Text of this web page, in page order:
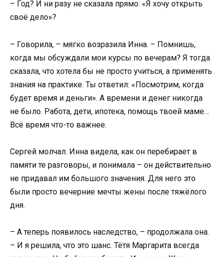
– Год? И ни разу не сказала прямо: «Я хочу открыть
своё дело»?
– Говорила, – мягко возразила Инна. – Помнишь,
когда мы обсуждали мои курсы по вечерам? Я тогда
сказала, что хотела бы не просто учиться, а применять
знания на практике. Ты ответил: «Посмотрим, когда
будет время и деньги». А времени и денег никогда
не было. Работа, дети, ипотека, помощь твоей маме…
Всё время что-то важнее.
Сергей молчал. Инна видела, как он перебирает в
памяти те разговоры, и понимала – он действительно
не придавал им большого значения. Для него это
были просто вечерние мечты жены после тяжёлого
дня.
– А теперь появилось наследство, – продолжала она.
– И я решила, что это шанс. Тётя Маргарита всегда